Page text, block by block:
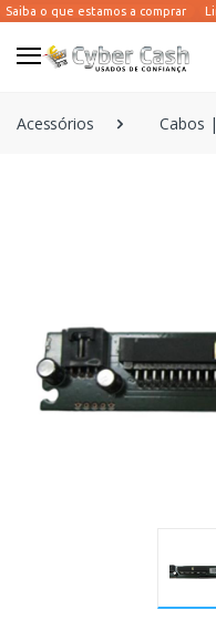
Acessórios Cabos